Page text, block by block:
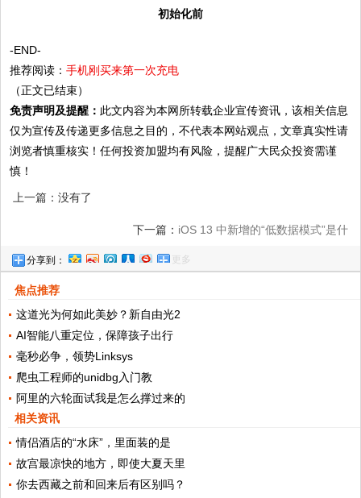
初始化前
-END-
推荐阅读：手机刚买来第一次充电
（正文已结束）
免责声明及提醒： 此文内容为本网所转载企业宣传资讯，该相关信息
仅为宣传及传递更多信息之目的，不代表本网站观点，文章真实性请
浏览者慎重核实！任何投资加盟均有风险，提醒广大民众投资需谨
慎！
上一篇：没有了
下一篇： iOS 13 中新增的“低数据模式”是什
分享到： 更多
焦点推荐
这道光为何如此美妙？新自由光2
AI智能八重定位，保障孩子出行
毫秒必争，领势Linksys
爬虫工程师的unidbg入门教
阿里的六轮面试我是怎么撑过来的
相关资讯
情侣酒店的“水床”，里面装的是
故宫最凉快的地方，即使大夏天里
你去西藏之前和回来后有区别吗？